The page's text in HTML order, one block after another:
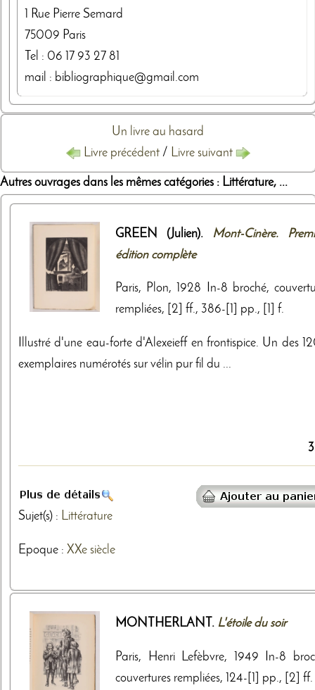
1 Rue Pierre Semard
75009 Paris
Tel : 06 17 93 27 81
mail : bibliographique@gmail.com
Un livre au hasard
Livre précédent / Livre suivant
Autres ouvrages dans les mêmes catégories : Littérature, ...
GREEN (Julien). Mont-Cinère.
édition complète
Paris, Plon, 1928 In-8 broché,
rempliées, [2] ff., 386-[1] pp., [1] f.
Illustré d'une eau-forte d'Alexeieff en frontispice. Un des
exemplaires numérotés sur vélin pur fil du ...
Sujet(s) : Littérature
Epoque : XXe siècle
MONTHERLANT. L'étoile du soir
Paris, Henri Lefèbvre, 1949 In-8
couvertures rempliées, 124-[1] pp., [2] ff.